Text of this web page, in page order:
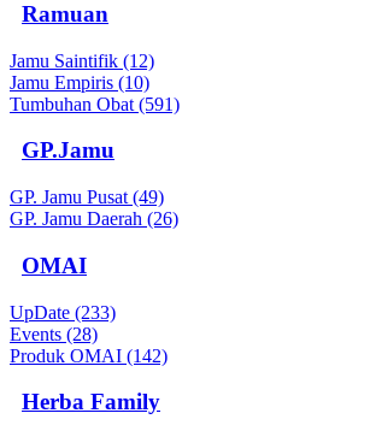
Ramuan
Jamu Saintifik (12)
Jamu Empiris (10)
Tumbuhan Obat (591)
GP.Jamu
GP. Jamu Pusat (49)
GP. Jamu Daerah (26)
OMAI
UpDate (233)
Events (28)
Produk OMAI (142)
Herba Family